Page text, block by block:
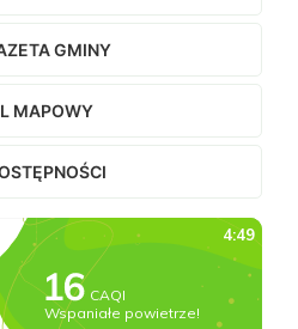
GMINY
MAPOWY